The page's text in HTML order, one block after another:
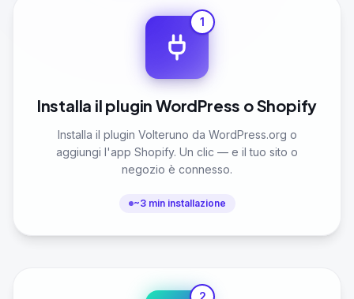
1
Installa il plugin WordPress o Shopify
Installa il plugin Volteruno da WordPress.org o
aggiungi l'app Shopify. Un clic — e il tuo sito o
negozio è connesso.
~3 min installazione
2